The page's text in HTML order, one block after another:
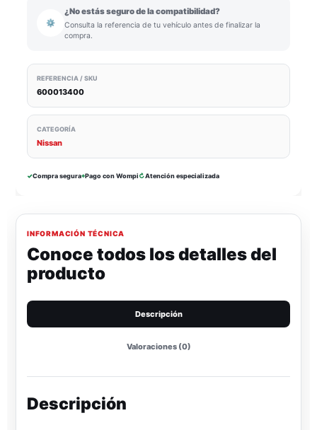
⚙
¿No estás seguro de la compatibilidad?
Consulta la referencia de tu vehículo antes de finalizar la
compra.
REFERENCIA / SKU
600013400
CATEGORÍA
Nissan
✓Compra segura⌖Pago con Wompi↻Atención especializada
INFORMACIÓN TÉCNICA
Conoce todos los detalles del
producto
Descripción
Valoraciones (0)
Descripción